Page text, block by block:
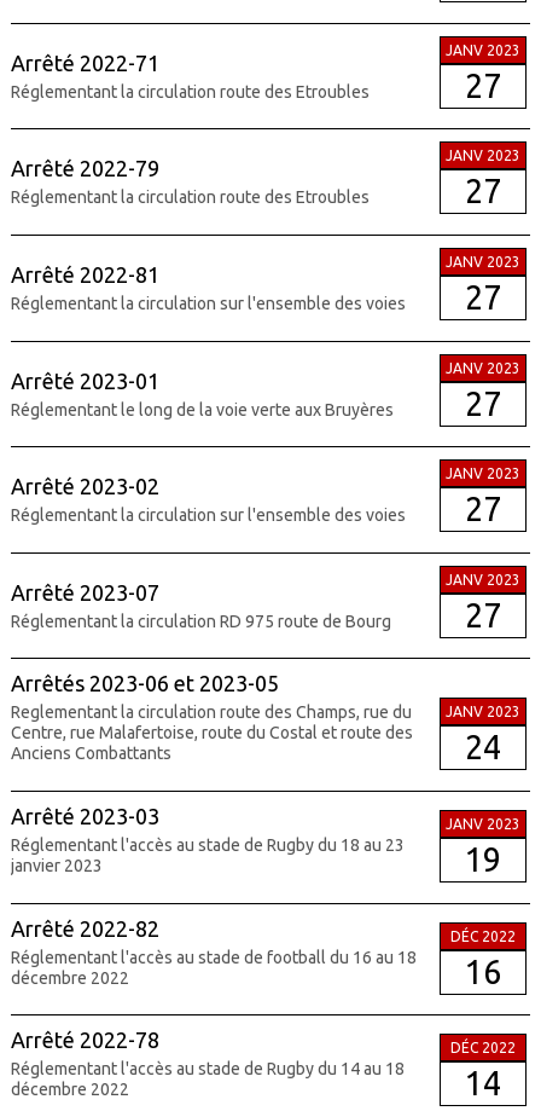
Arrêté 2022-71
Réglementant la circulation route des Etroubles
JANV 2023
27
Arrêté 2022-79
Réglementant la circulation route des Etroubles
JANV 2023
27
Arrêté 2022-81
Réglementant la circulation sur l'ensemble des voies
JANV 2023
27
Arrêté 2023-01
Réglementant le long de la voie verte aux Bruyères
JANV 2023
27
Arrêté 2023-02
Réglementant la circulation sur l'ensemble des voies
JANV 2023
27
Arrêté 2023-07
Réglementant la circulation RD 975 route de Bourg
JANV 2023
27
Arrêtés 2023-06 et 2023-05
Reglementant la circulation route des Champs, rue du
Centre, rue Malafertoise, route du Costal et route des
Anciens Combattants
JANV 2023
24
Arrêté 2023-03
Réglementant l'accès au stade de Rugby du 18 au 23
janvier 2023
JANV 2023
19
Arrêté 2022-82
Réglementant l'accès au stade de football du 16 au 18
décembre 2022
DÉC 2022
16
Arrêté 2022-78
Réglementant l'accès au stade de Rugby du 14 au 18
décembre 2022
DÉC 2022
14